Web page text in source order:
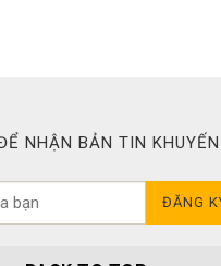
NHẬN BẢN TIN
ĐĂNG